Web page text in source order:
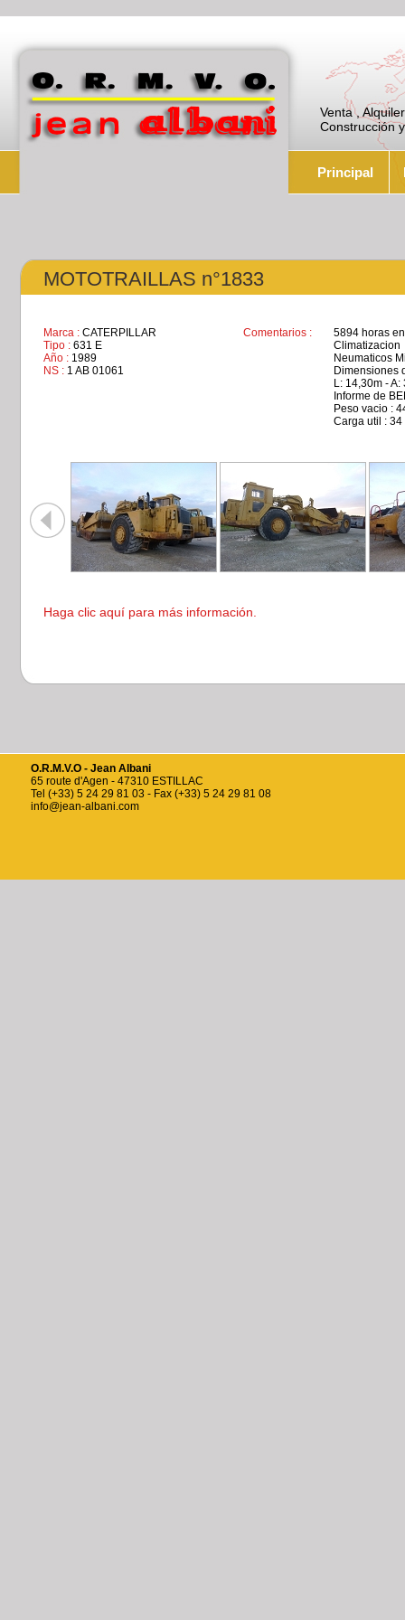
Venta ,
Construcción
Principal
MOTOTRAILLAS n°1833
Marca : CATERPILLAR
Tipo : 631 E
Año : 1989
NS : 1 AB 01061
Comentarios :
5894 horas
Climatizacion
Neumaticos
Dimensiones
L: 14,30m - A:
Informe de
Peso vacio :
Carga util : 34
Haga clic aquí para más información.
O.R.M.V.O - Jean Albani
65 route d'Agen - 47310 ESTILLAC
Tel (+33) 5 24 29 81 03 - Fax (+33) 5 24 29 81 08
info@jean-albani.com